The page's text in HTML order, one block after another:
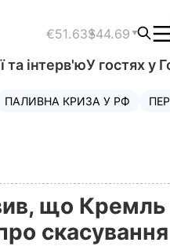
€51.63$44.69
та інтерв'юУ гостях у
ПАЛИВНА КРИЗА У РФ
що